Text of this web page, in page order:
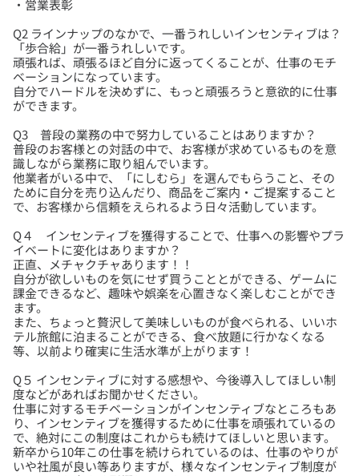
Q2 ラインナップのなかで、一番うれしいインセンティブは？
「歩合給」が一番うれしいです。
頑張れば、頑張るほど自分に返ってくることが、仕事のモチ
ベーションになっています。
自分でハードルを決めずに、もっと頑張ろうと意欲的に仕事
Q3 普段の業務の中で努力していることはありますか？
普段のお客様との対話の中で、お客様が求めているものを意
識しながら業務に取り組んでいます。
他業者がいる中で、「にしむら」を選んでもらうこと、その
ために自分を売り込んだり、商品をご案内・ご提案すること
Q４ インセンティブを獲得することで、仕事への影響やプラ
イベートに変化はありますか？
正直、メチャクチャあります！！
自分が欲しいものを気にせず買うこととができる、ゲームに
課金できるなど、趣味や娯楽を心置きなく楽しむことができ
ます。
また、ちょっと贅沢して美味しいものが食べられる、いいホ
テル旅館に泊まることができる、食べ放題に行かなくなる
Q５ インセンティブに対する感想や、今後導入してほしい制
度などがあればお聞かせください。
仕事に対するモチベーションがインセンティブなところもあ
り、インセンティブを獲得するために仕事を頑張れているの
で、絶対にこの制度はこれからも続けてほしいと思います。
新卒から10年この仕事を続けられているのは、仕事のやりが
いや社風が良い等ありますが、様々なインセンティブ制度が